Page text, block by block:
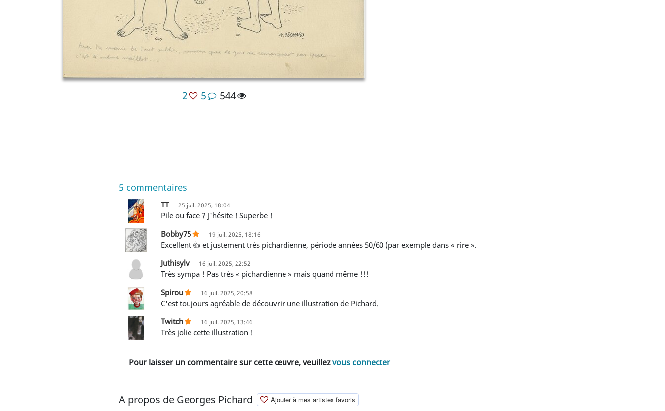
2 5 544
5 commentaires
TT 25 juil. 2025, 18:04
Pile ou face ? J'hésite ! Superbe !
Bobby75
19 juil. 2025, 18:16
Excellent 👍 et justement très pichardienne, période années 50/60 (par exemple dans « rire ».
Juthisylv
16 juil. 2025, 22:52
Très sympa ! Pas très « pichardienne » mais quand même !!!
Spirou
16 juil. 2025, 20:58
C'est toujours agréable de découvrir une illustration de Pichard.
Twitch
16 juil. 2025, 13:46
Très jolie cette illustration !
Pour laisser un commentaire sur cette œuvre, veuillezvous connecter
A propos de Georges Pichard Ajouter à mes artistes favoris